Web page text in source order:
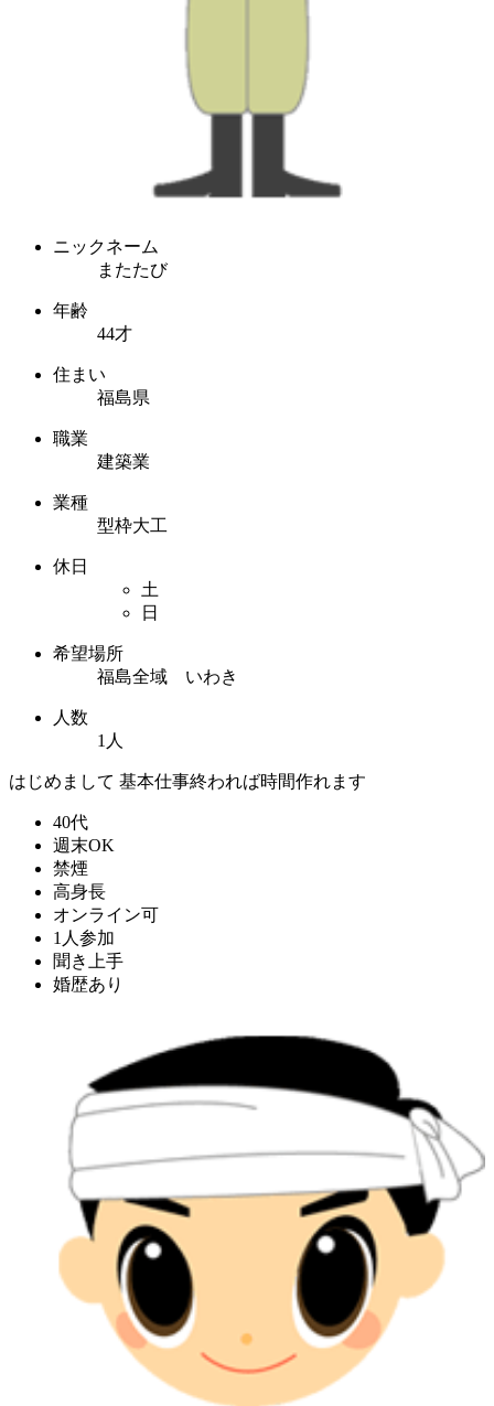
ニックネーム
またたび
年齢
44才
住まい
福島県
職業
建築業
業種
型枠大工
休日
土
日
希望場所
福島全域 いわき
人数
1人
はじめまして 基本仕事終われば時間作れます
40代
週末OK
禁煙
高身長
オンライン可
1人参加
聞き上手
婚歴あり